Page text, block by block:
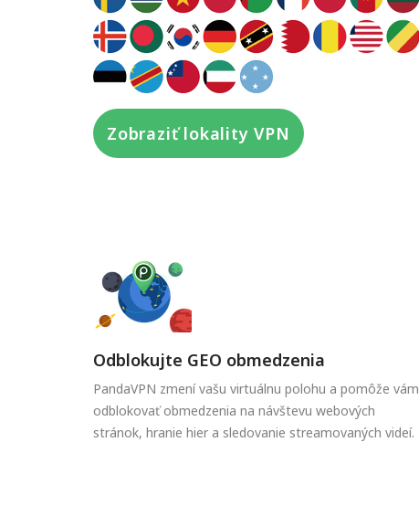
Zobraziť lokality VPN
Odblokujte GEO obmedzenia
PandaVPN zmení vašu virtuálnu polohu a pomôže vám
odblokovať obmedzenia na návštevu webových
stránok, hranie hier a sledovanie streamovaných videí.